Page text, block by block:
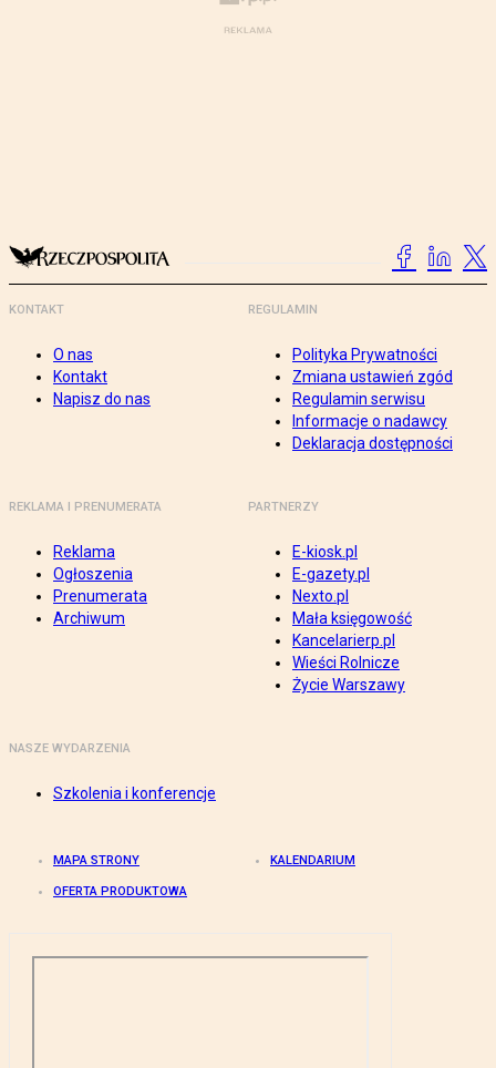
KONTAKT
O nas
Kontakt
Napisz do nas
REGULAMIN
Polityka Prywatności
Zmiana ustawień zgód
Regulamin serwisu
Informacje o nadawcy
Deklaracja dostępności
REKLAMA I PRENUMERATA
Reklama
Ogłoszenia
Prenumerata
Archiwum
PARTNERZY
E-kiosk.pl
E-gazety.pl
Nexto.pl
Mała księgowość
Kancelarierp.pl
Wieści Rolnicze
Życie Warszawy
NASZE WYDARZENIA
Szkolenia i konferencje
MAPA STRONY KALENDARIUM
OFERTA PRODUKTOWA